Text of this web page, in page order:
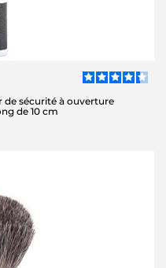
de sécurité à ouverture
de 10 cm